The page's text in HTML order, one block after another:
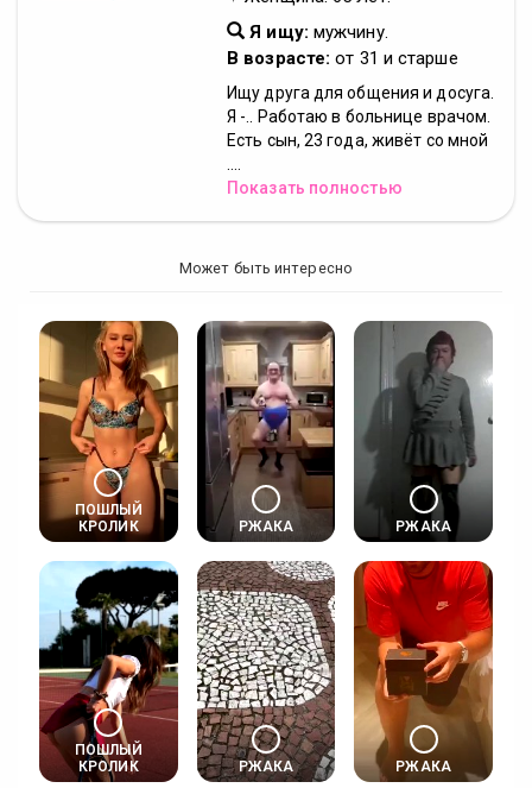
Я ищу: мужчину.
В возрасте: от 31 и старше
Ищу друга для общения и досуга.
Я -.. Работаю в больнице врачом.
Есть сын, 23 года, живёт со мной
Показать полностью
Может быть интересно
ПОШЛЫЙ
КРОЛИК
РЖАКА РЖАКА
ПОШЛЫЙ
КРОЛИК
РЖАКА РЖАКА